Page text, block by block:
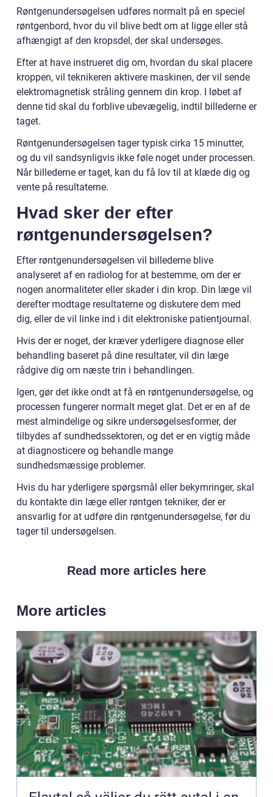
Røntgenundersøgelsen udføres normalt på en speciel
røntgenbord, hvor du vil blive bedt om at ligge eller stå
afhængigt af den kropsdel, der skal undersøges.
Efter at have instrueret dig om, hvordan du skal placere
kroppen, vil teknikeren aktivere maskinen, der vil sende
elektromagnetisk stråling gennem din krop. I løbet af
denne tid skal du forblive ubevægelig, indtil billederne er
taget.
Røntgenundersøgelsen tager typisk cirka 15 minutter,
og du vil sandsynligvis ikke føle noget under processen.
Når billederne er taget, kan du få lov til at klæde dig og
vente på resultaterne.
Hvad sker der efter
røntgenundersøgelsen?
Efter røntgenundersøgelsen vil billederne blive
analyseret af en radiolog for at bestemme, om der er
nogen anormaliteter eller skader i din krop. Din læge vil
derefter modtage resultaterne og diskutere dem med
dig, eller de vil linke ind i dit elektroniske patientjournal.
Hvis der er noget, der kræver yderligere diagnose eller
behandling baseret på dine resultater, vil din læge
rådgive dig om næste trin i behandlingen.
Igen, gør det ikke ondt at få en røntgenundersøgelse, og
processen fungerer normalt meget glat. Det er en af de
mest almindelige og sikre undersøgelsesformer, der
tilbydes af sundhedssektoren, og det er en vigtig måde
at diagnosticere og behandle mange
sundhedsmæssige problemer.
Hvis du har yderligere spørgsmål eller bekymringer, skal
du kontakte din læge eller røntgen tekniker, der er
ansvarlig for at udføre din røntgenundersøgelse, før du
tager til undersøgelsen.
Read more articles here
More articles